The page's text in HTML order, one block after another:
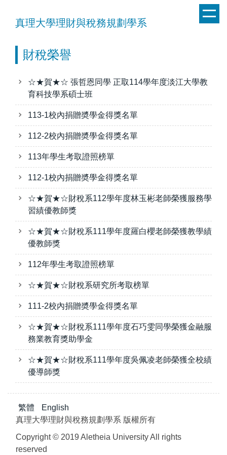
真理大學理財與稅務規劃學系
財稅榮譽
☆★賀★☆ 張哲恩同學 正取114學年度淡江大學教
育科技學系碩士班
113-1校內捐贈奬學金得獎名單
112-2校內捐贈奬學金得獎名單
113年學生考取證照榜單
112-1校內捐贈奬學金得獎名單
☆★賀★☆財稅系112學年度林玉彬老師榮獲服務學
習績優教師獎
☆★賀★☆財稅系111學年度羅白櫻老師榮獲教學績
優教師獎
112年學生考取證照榜單
☆★賀★☆財稅系研究所考取榜單
111-2校內捐贈奬學金得獎名單
☆★賀★☆財稅系111學年度石巧雯同學榮獲金融服
務業教育獎助學金
☆★賀★☆財稅系111學年度吳佩凌老師榮獲全校績
優導師獎
繁體
English
真理大學理財與稅務規劃學系 版權所有
Copyright © 2019 Aletheia University All rights
reserved